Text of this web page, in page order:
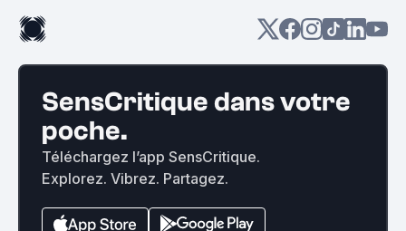
SensCritique dans votre
poche.
Téléchargez l’app SensCritique.
Explorez. Vibrez. Partagez.